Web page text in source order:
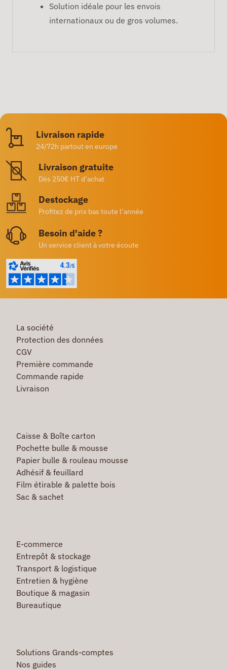
Solution idéale pour les envois
internationaux ou de gros volumes.
Livraison rapide
24/72h partout en europe
Livraison gratuite
Dès 250€ HT d’achat
Destockage
Profitez de prix bas toute l’année
Besoin d'aide ?
Un service client à votre écoute
La société
Protection des données
CGV
Première commande
Commande rapide
Livraison
Caisse & Boîte carton
Pochette bulle & mousse
Papier bulle & rouleau mousse
Adhésif & feuillard
Film étirable & palette bois
Sac & sachet
E-commerce
Entrepôt & stockage
Transport & logistique
Entretien & hygiène
Boutique & magasin
Bureautique
Solutions Grands-comptes
Nos guides